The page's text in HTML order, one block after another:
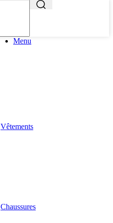
Menu
Vêtements
Chaussures